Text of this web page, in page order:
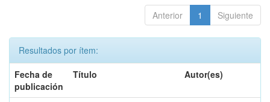
Anterior 1 Siguiente
Resultados por ítem:
Fecha de
publicación
Título Autor(es)